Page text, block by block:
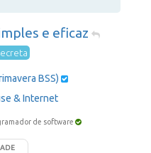
e eficaz
BSS)
& Internet
de software